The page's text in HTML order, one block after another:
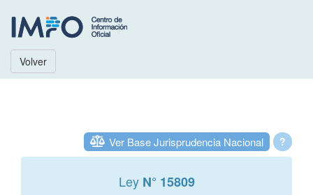
Volver
?
Ver Base Jurisprudencia Nacional
Ley N° 15809